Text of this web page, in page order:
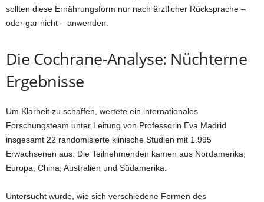
sollten diese Ernährungsform nur nach ärztlicher Rücksprache –
oder gar nicht – anwenden.
Die Cochrane-Analyse: Nüchterne
Ergebnisse
Um Klarheit zu schaffen, wertete ein internationales
Forschungsteam unter Leitung von Professorin Eva Madrid
insgesamt 22 randomisierte klinische Studien mit 1.995
Erwachsenen aus. Die Teilnehmenden kamen aus Nordamerika,
Europa, China, Australien und Südamerika.
Untersucht wurde, wie sich verschiedene Formen des